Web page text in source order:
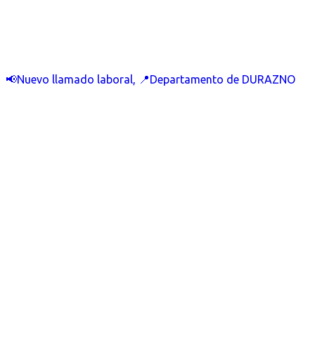
📢Nuevo llamado laboral, 📍Departamento de DURAZNO